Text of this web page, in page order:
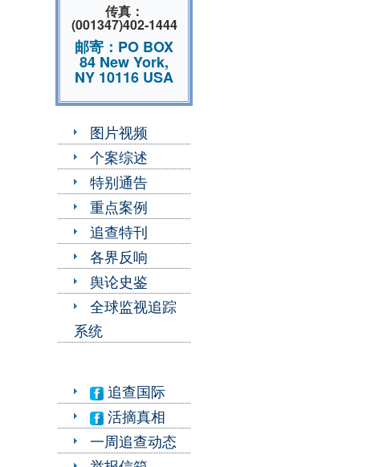
传真：
(001347)402-1444
邮寄：PO BOX
84 New York,
NY 10116 USA
图片视频
个案综述
特别通告
重点案例
追查特刊
各界反响
舆论史鉴
全球监视追踪
系统
追查国际
活摘真相
一周追查动态